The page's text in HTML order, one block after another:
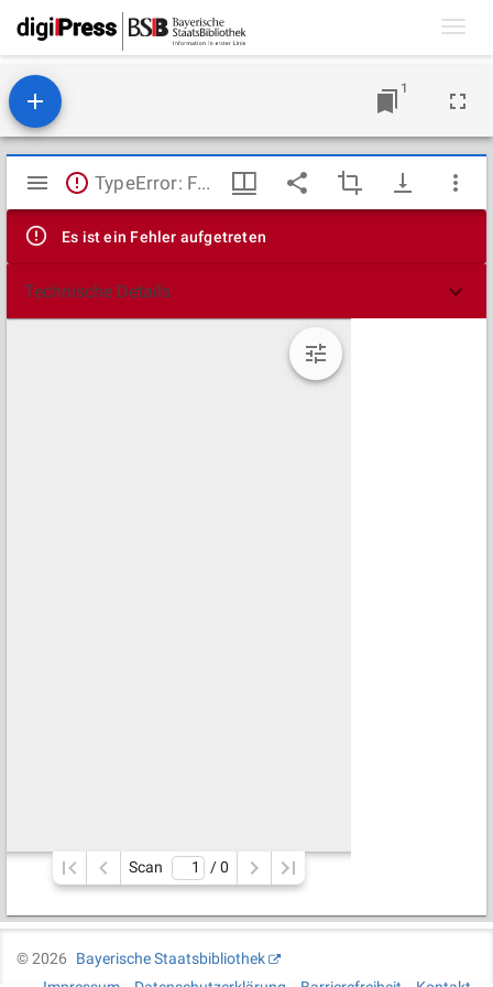
1
Mirador
Viewer
TypeError: Failed to fetch
Es ist ein Fehler aufgetreten
Technische Details
Scan / 0
©2026
Bayerische Staatsbibliothek